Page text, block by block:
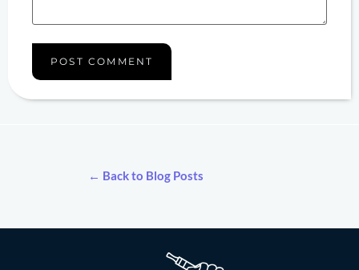
← Back to Blog Posts